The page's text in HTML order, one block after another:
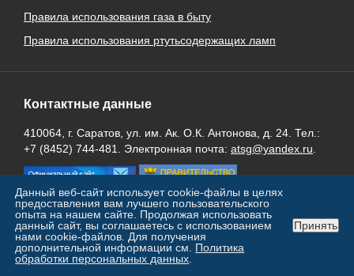
Правила использования газа в быту
Правила использования ртутьсодержащих ламп
Контактные данные
410064, г. Саратов, ул. им. Ак. О.К. Антонова, д. 24. Тел.:
+7 (8452) 744-481. Электронная почта: atsg@yandex.ru
Данный веб-сайт использует cookie-файлы в целях
предоставления вам лучшего пользовательского
опыта на нашем сайте. Продолжая использовать
данный сайт, вы соглашаетесь с использованием
нами cookie-файлов. Для получения
дополнительной информации см. Политика
обработки персональных данных
Принять